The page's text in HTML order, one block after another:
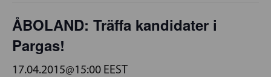
ÅBOLAND: Träffa kandidater i
Pargas!
17.04.2015@15:00 EEST